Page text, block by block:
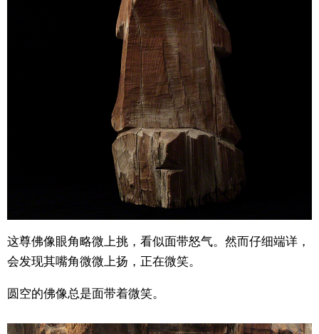
这尊佛像眼角略微上挑，看似面带怒气。然而仔细端详，
会发现其嘴角微微上扬，正在微笑。
圆空的佛像总是面带着微笑。